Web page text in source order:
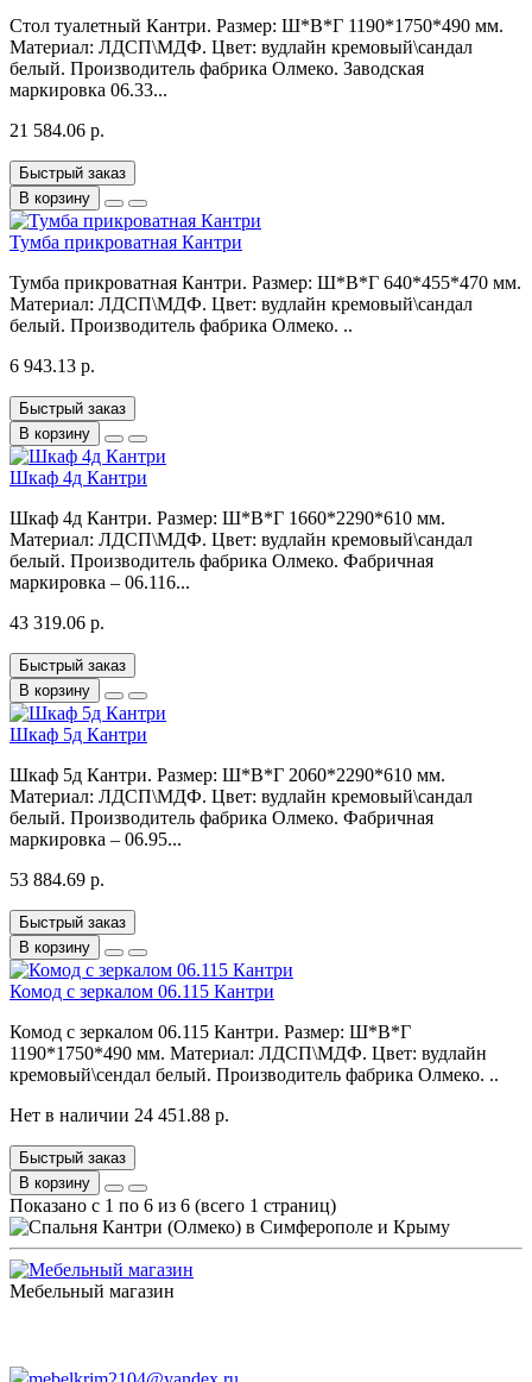
Стол туалетный Кантри. Размер: Ш*В*Г 1190*1750*490 мм.
Материал: ЛДСП\МДФ. Цвет: вудлайн кремовый\сандал
белый. Производитель фабрика Олмеко. Заводская
маркировка 06.33...
21 584.06 р.
Быстрый заказ
В корзину
Тумба прикроватная Кантри
Тумба прикроватная Кантри. Размер: Ш*В*Г 640*455*470 мм.
Материал: ЛДСП\МДФ. Цвет: вудлайн кремовый\сандал
белый. Производитель фабрика Олмеко. ..
6 943.13 р.
Быстрый заказ
В корзину
Шкаф 4д Кантри
Шкаф 4д Кантри. Размер: Ш*В*Г 1660*2290*610 мм.
Материал: ЛДСП\МДФ. Цвет: вудлайн кремовый\сандал
белый. Производитель фабрика Олмеко. Фабричная
маркировка – 06.116...
43 319.06 р.
Быстрый заказ
В корзину
Шкаф 5д Кантри
Шкаф 5д Кантри. Размер: Ш*В*Г 2060*2290*610 мм.
Материал: ЛДСП\МДФ. Цвет: вудлайн кремовый\сандал
белый. Производитель фабрика Олмеко. Фабричная
маркировка – 06.95...
53 884.69 р.
Быстрый заказ
В корзину
Комод с зеркалом 06.115 Кантри
Комод с зеркалом 06.115 Кантри. Размер: Ш*В*Г
1190*1750*490 мм. Материал: ЛДСП\МДФ. Цвет: вудлайн
кремовый\сендал белый. Производитель фабрика Олмеко. ..
Нет в наличии 24 451.88 р.
Быстрый заказ
В корзину
Показано с 1 по 6 из 6 (всего 1 страниц)
Мебельный магазин